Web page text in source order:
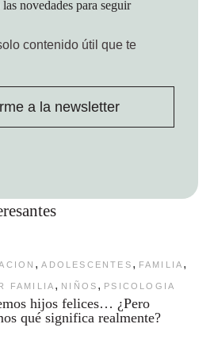
, ADOLESCENTES , FAMILIA ,
FAMILIA , NIÑOS , PSICOLOGIA
hijos felices… ¿Pero
qué significa realmente?
novedades para seguir
contenido útil que te
a la newsletter